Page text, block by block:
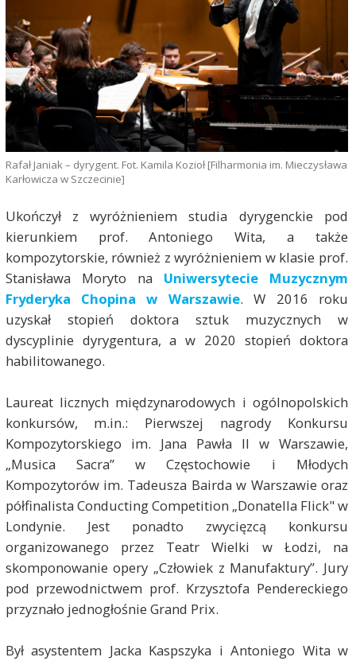
Rafał Janiak – dyrygent. Fot. Kamila Kozioł [Filharmonia im. Mieczysława
Karłowicza w Szczecinie]
Ukończył z wyróżnieniem studia dyrygenckie pod
kierunkiem prof. Antoniego Wita, a także
kompozytorskie, również z wyróżnieniem w klasie prof.
Stanisława Moryto na Uniwersytecie Muzycznym
Fryderyka Chopina w Warszawie. W 2016 roku
uzyskał stopień doktora sztuk muzycznych w
dyscyplinie dyrygentura, a w 2020 stopień doktora
habilitowanego.
Laureat licznych międzynarodowych i ogólnopolskich
konkursów, m.in.: Pierwszej nagrody Konkursu
Kompozytorskiego im. Jana Pawła II w Warszawie,
„Musica Sacra” w Częstochowie i Młodych
Kompozytorów im. Tadeusza Bairda w Warszawie oraz
półfinalista Conducting Competition „Donatella Flick" w
Londynie. Jest ponadto zwycięzcą konkursu
organizowanego przez Teatr Wielki w Łodzi, na
skomponowanie opery „Człowiek z Manufaktury”. Jury
pod przewodnictwem prof. Krzysztofa Pendereckiego
przyznało jednogłośnie Grand Prix.
Był asystentem Jacka Kaspszyka i Antoniego Wita w